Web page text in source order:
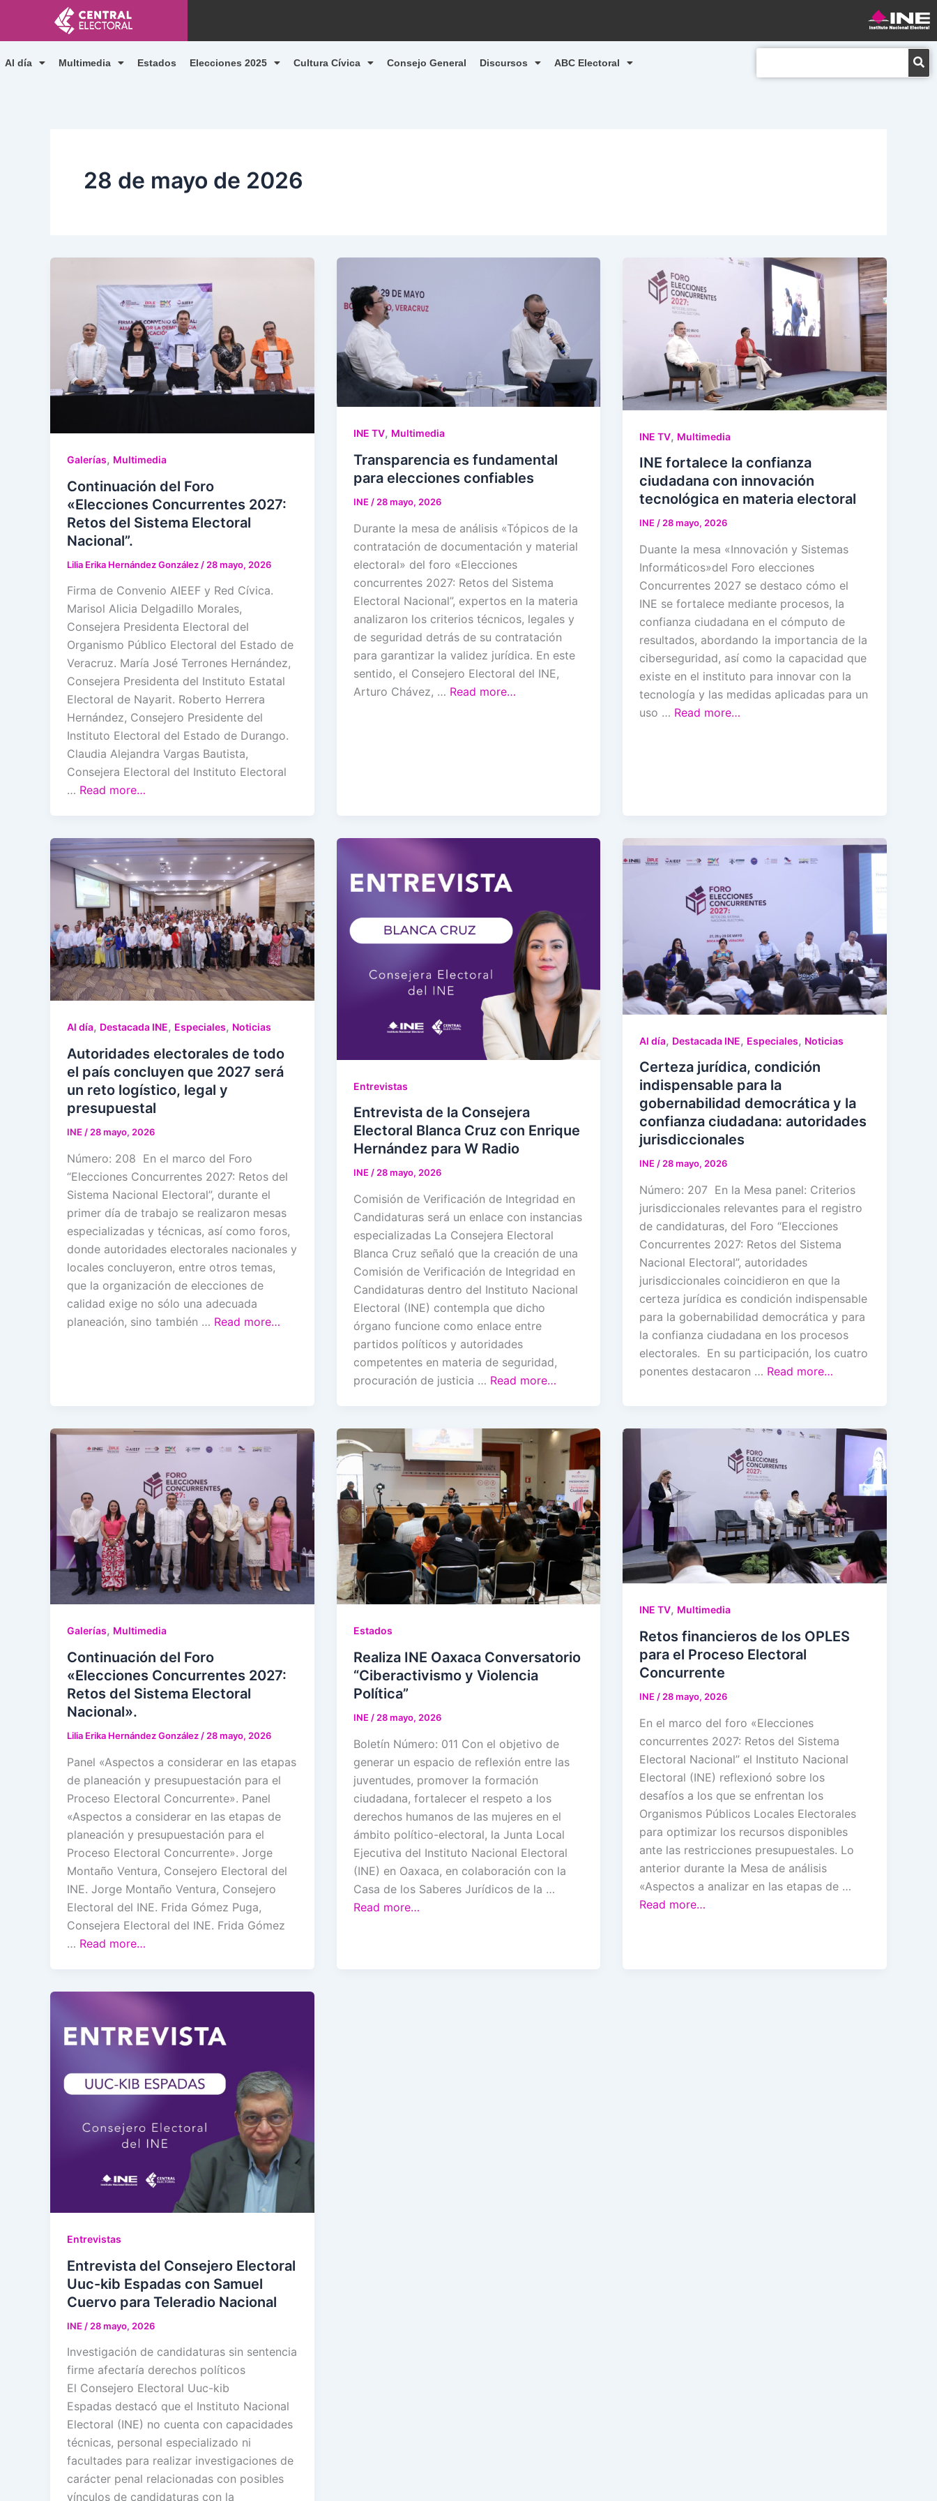
contenido
Al día Multimedia Estados Elecciones 2025 Cultura Cívica Consejo General Discursos ABC Electoral
28 de mayo de 2026
Galerías, Multimedia
Continuación del Foro
«Elecciones Concurrentes 2027:
Retos del Sistema Electoral
Nacional”.
Lilia Erika Hernández González / 28 mayo, 2026
Firma de Convenio AIEEF y Red Cívica.
Marisol Alicia Delgadillo Morales,
Consejera Presidenta Electoral del
Organismo Público Electoral del Estado de
Veracruz. María José Terrones Hernández,
Consejera Presidenta del Instituto Estatal
Electoral de Nayarit. Roberto Herrera
Hernández, Consejero Presidente del
Instituto Electoral del Estado de Durango.
Claudia Alejandra Vargas Bautista,
Consejera Electoral del Instituto Electoral
… Read more…
INE TV, Multimedia
Transparencia es fundamental
para elecciones confiables
INE/28 mayo, 2026
Durante la mesa de análisis «Tópicos de la
contratación de documentación y material
electoral» del foro «Elecciones
concurrentes 2027: Retos del Sistema
Electoral Nacional”, expertos en la materia
analizaron los criterios técnicos, legales y
de seguridad detrás de su contratación
para garantizar la validez jurídica. En este
sentido, el Consejero Electoral del INE,
Arturo Chávez, … Read more…
INE TV, Multimedia
INE fortalece la confianza
ciudadana con innovación
tecnológica en materia electoral
INE/28 mayo, 2026
Duante la mesa «Innovación y Sistemas
Informáticos»del Foro elecciones
Concurrentes 2027 se destaco cómo el
INE se fortalece mediante procesos, la
confianza ciudadana en el cómputo de
resultados, abordando la importancia de la
ciberseguridad, así como la capacidad que
existe en el instituto para innovar con la
tecnología y las medidas aplicadas para un
uso … Read more…
Al día, Destacada INE, Especiales, Noticias
Autoridades electorales de todo
el país concluyen que 2027 será
un reto logístico, legal y
presupuestal
INE / 28 mayo, 2026
Número: 208 En el marco del Foro
“Elecciones Concurrentes 2027: Retos del
Sistema Nacional Electoral”, durante el
primer día de trabajo se realizaron mesas
especializadas y técnicas, así como foros,
donde autoridades electorales nacionales y
locales concluyeron, entre otros temas,
que la organización de elecciones de
calidad exige no sólo una adecuada
planeación, sino también … Read more…
Entrevistas
Entrevista de la Consejera
Electoral Blanca Cruz con Enrique
Hernández para W Radio
INE/28 mayo, 2026
Comisión de Verificación de Integridad en
Candidaturas será un enlace con instancias
especializadas La Consejera Electoral
Blanca Cruz señaló que la creación de una
Comisión de Verificación de Integridad en
Candidaturas dentro del Instituto Nacional
Electoral (INE) contempla que dicho
órgano funcione como enlace entre
partidos políticos y autoridades
competentes en materia de seguridad,
procuración de justicia … Read more…
Al día, Destacada INE, Especiales, Noticias
Certeza jurídica, condición
indispensable para la
gobernabilidad democrática y la
confianza ciudadana: autoridades
jurisdiccionales
INE/28 mayo, 2026
Número: 207 En la Mesa panel: Criterios
jurisdiccionales relevantes para el registro
de candidaturas, del Foro “Elecciones
Concurrentes 2027: Retos del Sistema
Nacional Electoral”, autoridades
jurisdiccionales coincidieron en que la
certeza jurídica es condición indispensable
para la gobernabilidad democrática y para
la confianza ciudadana en los procesos
electorales. En su participación, los cuatro
ponentes destacaron … Read more…
Galerías, Multimedia
Continuación del Foro
«Elecciones Concurrentes 2027:
Retos del Sistema Electoral
Nacional».
Lilia Erika Hernández González / 28 mayo, 2026
Panel «Aspectos a considerar en las etapas
de planeación y presupuestación para el
Proceso Electoral Concurrente». Panel
«Aspectos a considerar en las etapas de
planeación y presupuestación para el
Proceso Electoral Concurrente». Jorge
Montaño Ventura, Consejero Electoral del
INE. Jorge Montaño Ventura, Consejero
Electoral del INE. Frida Gómez Puga,
Consejera Electoral del INE. Frida Gómez
… Read more…
Estados
Realiza INE Oaxaca Conversatorio
“Ciberactivismo y Violencia
Política”
INE / 28 mayo, 2026
Boletín Número: 011 Con el objetivo de
generar un espacio de reflexión entre las
juventudes, promover la formación
ciudadana, fortalecer el respeto a los
derechos humanos de las mujeres en el
ámbito político-electoral, la Junta Local
Ejecutiva del Instituto Nacional Electoral
(INE) en Oaxaca, en colaboración con la
Casa de los Saberes Jurídicos de la …
Read more…
INE TV, Multimedia
Retos financieros de los OPLES
para el Proceso Electoral
Concurrente
INE / 28 mayo, 2026
En el marco del foro «Elecciones
concurrentes 2027: Retos del Sistema
Electoral Nacional” el Instituto Nacional
Electoral (INE) reflexionó sobre los
desafíos a los que se enfrentan los
Organismos Públicos Locales Electorales
para optimizar los recursos disponibles
ante las restricciones presupuestales. Lo
anterior durante la Mesa de análisis
«Aspectos a analizar en las etapas de …
Read more…
Entrevistas
Entrevista del Consejero Electoral
Uuc-kib Espadas con Samuel
Cuervo para Teleradio Nacional
INE / 28 mayo, 2026
Investigación de candidaturas sin sentencia
firme afectaría derechos políticos
El Consejero Electoral Uuc-kib
Espadas destacó que el Instituto Nacional
Electoral (INE) no cuenta con capacidades
técnicas, personal especializado ni
facultades para realizar investigaciones de
carácter penal relacionadas con posibles
vínculos de candidaturas con la